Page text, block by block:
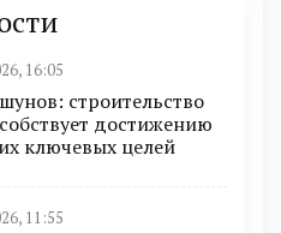
16:05
строительство
достижению
ключевых целей
11:55